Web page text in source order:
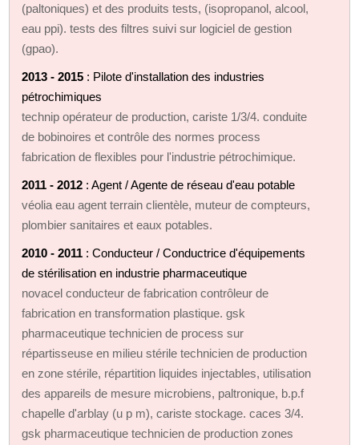
(paltoniques) et des produits tests, (isopropanol, alcool,
eau ppi). tests des filtres suivi sur logiciel de gestion
(gpao).
2013 - 2015 : Pilote d'installation des industries
pétrochimiques
technip opérateur de production, cariste 1/3/4. conduite
de bobinoires et contrôle des normes process
fabrication de flexibles pour l'industrie pétrochimique.
2011 - 2012 : Agent / Agente de réseau d'eau potable
véolia eau agent terrain clientèle, muteur de compteurs,
plombier sanitaires et eaux potables.
2010 - 2011 : Conducteur / Conductrice d'équipements
de stérilisation en industrie pharmaceutique
novacel conducteur de fabrication contrôleur de
fabrication en transformation plastique. gsk
pharmaceutique technicien de process sur
répartisseuse en milieu stérile technicien de production
en zone stérile, répartition liquides injectables, utilisation
des appareils de mesure microbiens, paltronique, b.p.f
chapelle d'arblay (u p m), cariste stockage. caces 3/4.
gsk pharmaceutique technicien de production zones